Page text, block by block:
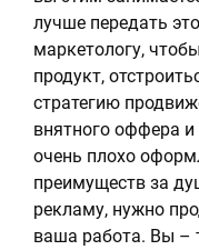
лучше передать
маркетологу,
продукт,
стратегию
внятного оффера и
очень плохо
преимуществ за
рекламу, нужно
ваша работа. Вы –